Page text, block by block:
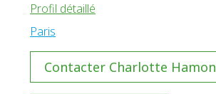
Profil détaillé
Paris
Contacter Charlotte Hamon